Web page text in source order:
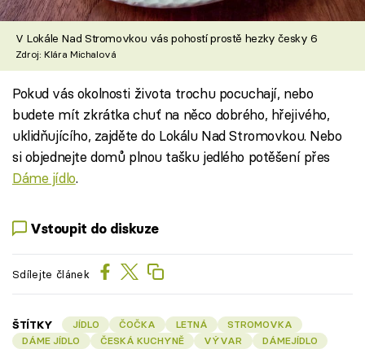
V Lokále Nad Stromovkou vás pohostí prostě hezky česky 6
Zdroj: Klára Michalová
Pokud vás okolnosti života trochu pocuchají, nebo
budete mít zkrátka chuť na něco dobrého, hřejivého,
uklidňujícího, zajděte do Lokálu Nad Stromovkou. Nebo
si objednejte domů plnou tašku jedlého potěšení přes
Dáme jídlo.
Vstoupit do diskuze
Sdílejte článek
ŠTÍTKY JÍDLO ČOČKA LETNÁ
STROMOVKA
DÁME JÍDLO
ČESKÁ KUCHYNĚ VÝVAR
DÁMEJÍDLO